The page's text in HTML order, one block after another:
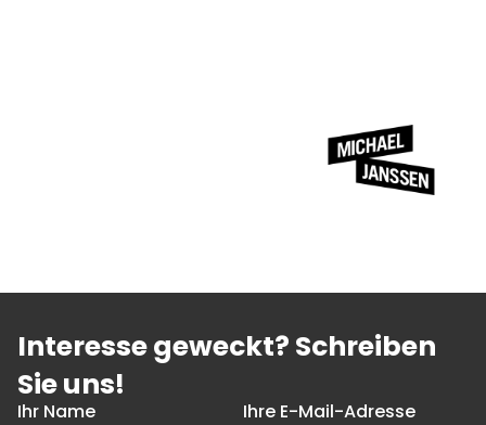
Interesse geweckt? Schreiben
Sie uns!
Ihr Name Ihre E-Mail-Adresse